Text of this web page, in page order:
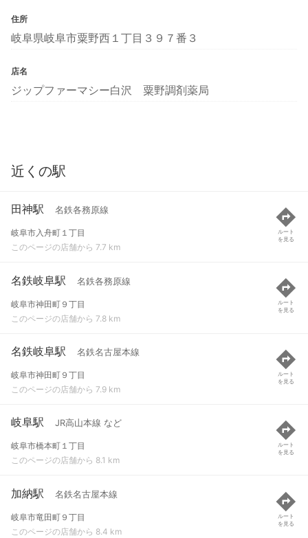
住所
岐阜県岐阜市粟野西１丁目３９７番３
店名
ジップファーマシー白沢 粟野調剤薬局
近くの駅
田神駅 名鉄各務原線
岐阜市入舟町１丁目
このページの店舗から 7.7 km
ルート
を見る
名鉄岐阜駅 名鉄各務原線
岐阜市神田町９丁目
このページの店舗から 7.8 km
ルート
を見る
名鉄岐阜駅 名鉄名古屋本線
岐阜市神田町９丁目
このページの店舗から 7.9 km
ルート
を見る
岐阜駅 JR高山本線 など
岐阜市橋本町１丁目
このページの店舗から 8.1 km
ルート
を見る
加納駅 名鉄名古屋本線
岐阜市竜田町９丁目
このページの店舗から 8.4 km
ルート
を見る